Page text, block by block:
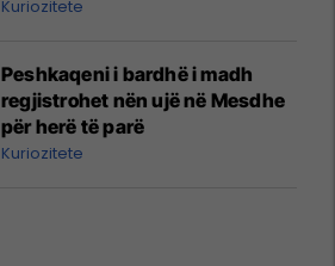
Kuriozitete
Peshkaqeni i bardhë i madh
regjistrohet nën ujë në Mesdhe
për herë të parë
Kuriozitete